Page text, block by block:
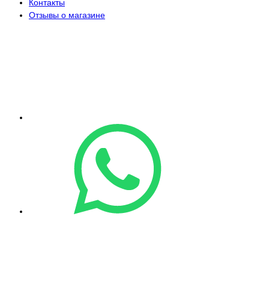
Контакты
Отзывы о магазине